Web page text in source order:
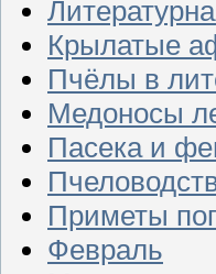
Крылатые
Пчёлы в
Медоносы
Пасека и
Приметы
Февраль